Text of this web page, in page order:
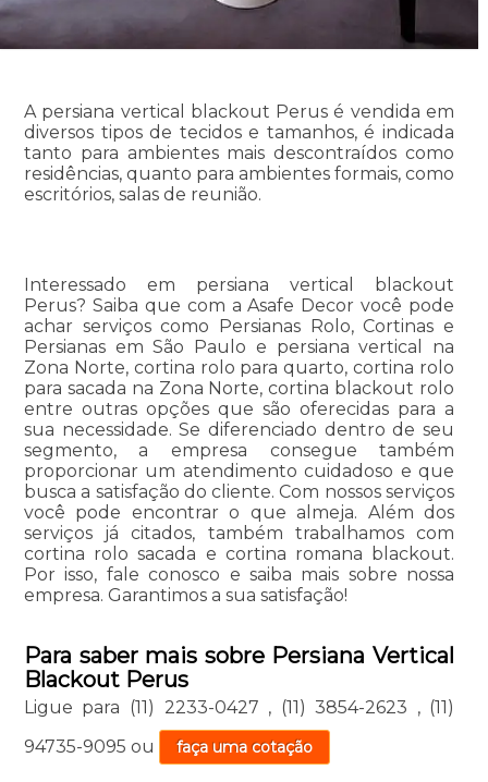
A persiana vertical blackout Perus é vendida em
diversos tipos de tecidos e tamanhos, é indicada
tanto para ambientes mais descontraídos como
residências, quanto para ambientes formais, como
escritórios, salas de reunião.
Interessado em persiana vertical blackout
Perus? Saiba que com a Asafe Decor você pode
achar serviços como Persianas Rolo, Cortinas e
Persianas em São Paulo e persiana vertical na
Zona Norte, cortina rolo para quarto, cortina rolo
para sacada na Zona Norte, cortina blackout rolo
entre outras opções que são oferecidas para a
sua necessidade. Se diferenciado dentro de seu
segmento, a empresa consegue também
proporcionar um atendimento cuidadoso e que
busca a satisfação do cliente. Com nossos serviços
você pode encontrar o que almeja. Além dos
serviços já citados, também trabalhamos com
cortina rolo sacada e cortina romana blackout.
Por isso, fale conosco e saiba mais sobre nossa
empresa. Garantimos a sua satisfação!
Para saber mais sobre Persiana Vertical
Blackout Perus
Ligue para (11) 2233-0427 , (11) 3854-2623 , (11)
94735-9095 ou faça uma cotação